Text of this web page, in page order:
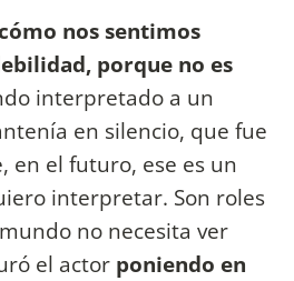
nos sentimos
porque no es
interpretado a un
en silencio, que fue
en el futuro, ese es un
interpretar. Son roles
no necesita ver
el actor poniendo en